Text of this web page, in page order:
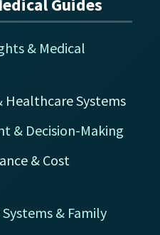
Guides
& Medical
Systems
& Decision-Making
& Cost
& Family